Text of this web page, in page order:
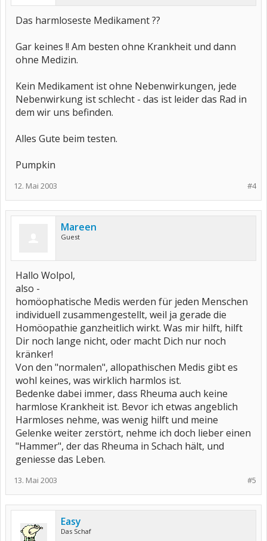
Das harmloseste Medikament ??
Gar keines !! Am besten ohne Krankheit und dann
ohne Medizin.
Kein Medikament ist ohne Nebenwirkungen, jede
Nebenwirkung ist schlecht - das ist leider das Rad in
dem wir uns befinden.
Alles Gute beim testen.
Pumpkin
#4
12. Mai 2003
Mareen
Guest
Hallo Wolpol,
also -
homöophatische Medis werden für jeden Menschen
individuell zusammengestellt, weil ja gerade die
Homöopathie ganzheitlich wirkt. Was mir hilft, hilft
Dir noch lange nicht, oder macht Dich nur noch
kränker!
Von den "normalen", allopathischen Medis gibt es
wohl keines, was wirklich harmlos ist.
Bedenke dabei immer, dass Rheuma auch keine
harmlose Krankheit ist. Bevor ich etwas angeblich
Harmloses nehme, was wenig hilft und meine
Gelenke weiter zerstört, nehme ich doch lieber einen
"Hammer", der das Rheuma in Schach hält, und
geniesse das Leben.
#5
13. Mai 2003
Easy
Das Schaf